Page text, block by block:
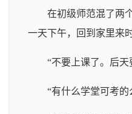
在初级师范混了两
一天下午，回到家里来
“不要上课了。后
“有什么学堂可考的